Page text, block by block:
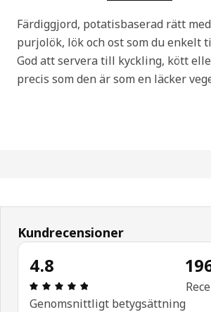
Färdiggjord, potatisbaserad rätt
purjolök, lök och ost som du enkelt
God att servera till kyckling, kött
precis som den är som en läcker
Kundrecensioner
4.8
Recension: 4.8 utav 5
Genomsnittligt betygsättning